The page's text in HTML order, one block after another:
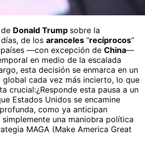
Donald Trump sobre la
de los aranceles “recíprocos”
—con excepción de China—
en medio de la escalada
esta decisión se enmarca en un
cada vez más incierto, lo que
crucial:¿Responde esta pausa a un
Estados Unidos se encamine
como ya anticipan
simplemente una maniobra política
MAGA (Make America Great